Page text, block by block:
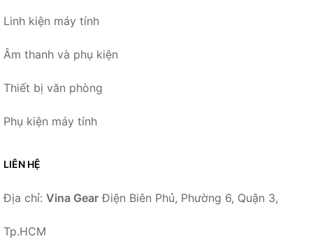
Linh kiện máy tính
Âm thanh và phụ kiện
Thiết bị văn phòng
Phụ kiện máy tính
LIÊN HỆ
Địa chỉ: Vina Gear Điện Biên Phủ, Phường 6, Quận 3,
Tp.HCM